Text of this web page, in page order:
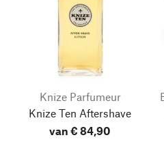
Knize Parfumeur
Knize Ten Aftershave
van € 84,90